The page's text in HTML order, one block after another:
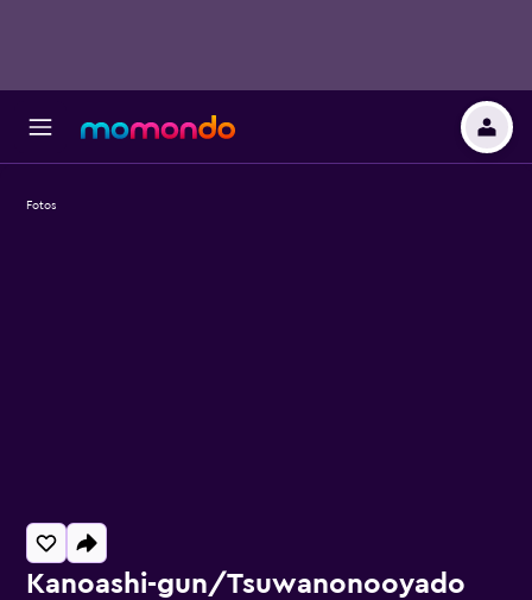
Kanoashi-gun/Tsuwanonooyado
Fotos